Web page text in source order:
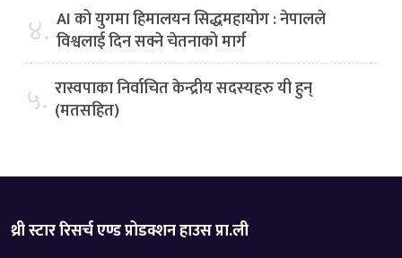
४. AI को युगमा हिमालयन सिद्धमहायोग : नेपालले
विश्वलाई दिन सक्ने चेतनाको मार्ग
५. रास्वपाका निर्वाचित केन्द्रीय सदस्यहरु यी हुन्
(मतसहित)
थ्री स्टार रिसर्च एण्ड प्रोडक्शन हाउस प्रा.ली